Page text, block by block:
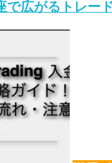
広がるトレー